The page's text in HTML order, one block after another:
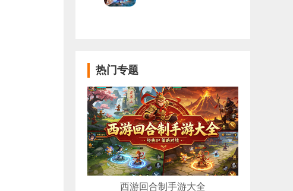
热门专题
西游回合制手游大全